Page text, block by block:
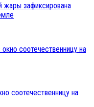
жары зафиксирована
соотечественницу на